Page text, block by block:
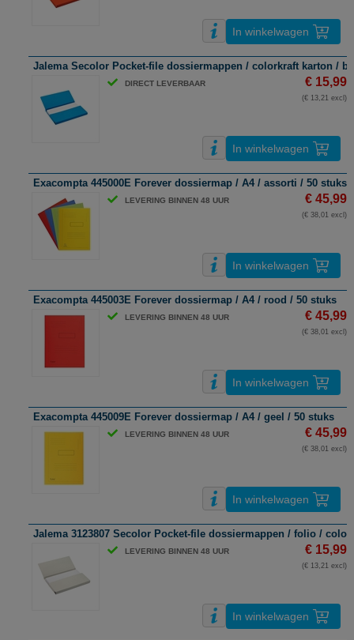
In winkelwagen
Jalema Secolor Pocket-file dossiermappen / colorkraft karton /
DIRECT LEVERBAAR € 15,99
(€ 13,21 excl)
In winkelwagen
Exacompta 445000E Forever dossiermap / A4 / assorti / 50 stuks
LEVERING BINNEN 48 UUR € 45,99
(€ 38,01 excl)
In winkelwagen
Exacompta 445003E Forever dossiermap / A4 / rood / 50 stuks
LEVERING BINNEN 48 UUR € 45,99
(€ 38,01 excl)
In winkelwagen
Exacompta 445009E Forever dossiermap / A4 / geel / 50 stuks
LEVERING BINNEN 48 UUR € 45,99
(€ 38,01 excl)
In winkelwagen
Jalema 3123807 Secolor Pocket-file dossiermappen / folio /
LEVERING BINNEN 48 UUR € 15,99
(€ 13,21 excl)
In winkelwagen